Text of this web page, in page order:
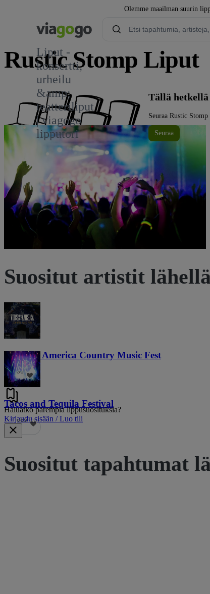
Olemme maailman suurin
Liput -
konsertti,
urheilu
&amp;
teatteriliput
| viagogo
lipputori
Rustic Stomp Liput
Tällä hetkellä
Seuraa Rustic
Seuraa
Suositut artistit
Voices of America Country Music Fest
36
Tacos and Tequila Festival
689
Haluatko parempia lippusuosituksia?
Kirjaudu sisään / Luo tili
Suositut tapahtumat